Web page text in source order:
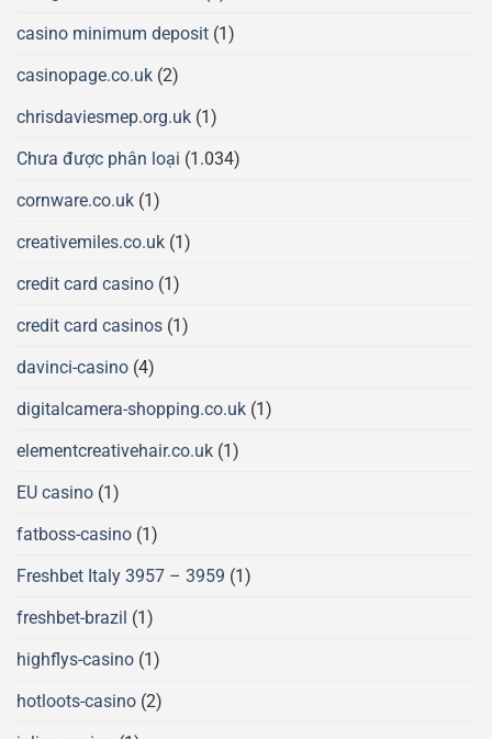
casino minimum deposit (1)
casinopage.co.uk (2)
chrisdaviesmep.org.uk (1)
Chưa được phân loại (1.034)
cornware.co.uk (1)
creativemiles.co.uk (1)
credit card casino (1)
credit card casinos (1)
davinci-casino (4)
digitalcamera-shopping.co.uk (1)
elementcreativehair.co.uk (1)
EU casino (1)
fatboss-casino (1)
Freshbet Italy 3957 – 3959 (1)
freshbet-brazil (1)
highflys-casino (1)
hotloots-casino (2)